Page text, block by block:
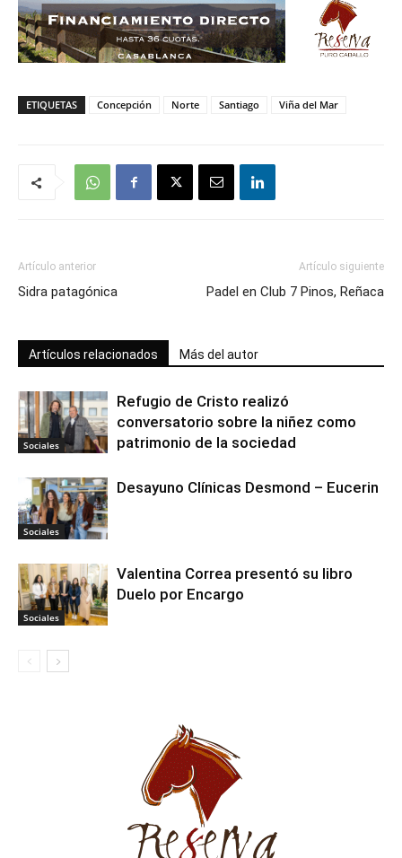
ETIQUETAS Concepción Norte Santiago Viña del Mar
Artículo anterior
Sidra patagónica
Artículo siguiente
Padel en Club 7 Pinos, Reñaca
Artículos relacionados Más del autor
Sociales
Refugio de Cristo realizó
conversatorio sobre la niñez como
patrimonio de la sociedad
Sociales
Desayuno Clínicas Desmond – Eucerin
Sociales
Valentina Correa presentó su libro
Duelo por Encargo